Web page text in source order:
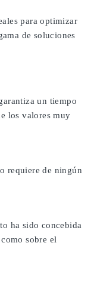
para optimizar
de soluciones
un tiempo
los valores muy
requiere de ningún
ha sido concebida
sobre el